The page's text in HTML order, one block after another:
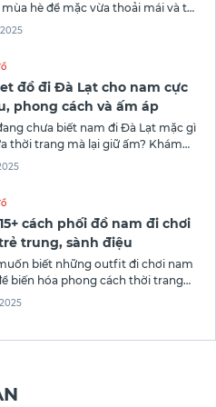
hè để mặc vừa thoải mái và tự
hiện phong cách cá nhân? Canifa
mọi hoạt động
đồ đi Đà Lạt cho nam cực
phong cách và ấm áp
chưa biết nam đi Đà Lạt mặc gì
thời trang mà lại giữ ấm? Khám
12+ set đồ đi Đà Lạt cho nam từ
cách phối đồ nam đi chơi
trung, sành điệu
biết những outfit đi chơi nam
biến hóa phong cách thời trang
Bài viết sau Canifa giới thiệu